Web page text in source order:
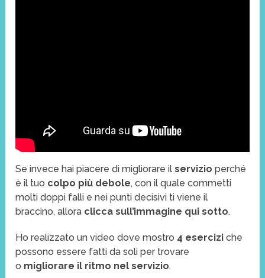
Se invece hai piacere di migliorare ilservizio perché
è il tuo colpo più debole, con il quale commetti
molti doppi falli e nei punti decisivi ti viene il
braccino, allora clicca sull’immagine qui sotto.
Ho realizzato un video dove mostro 4 esercizi che
possono essere fatti da soli per trovare
o migliorare il ritmo nel servizio.